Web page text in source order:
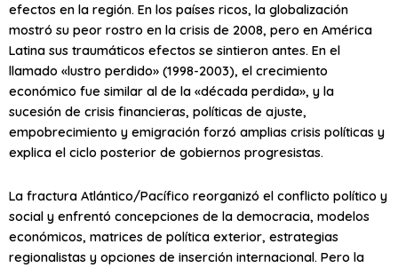
efectos en la región. En los países ricos, la globalización
mostró su peor rostro en la crisis de 2008, pero en América
Latina sus traumáticos efectos se sintieron antes. En el
llamado «lustro perdido» (1998-2003), el crecimiento
económico fue similar al de la «década perdida», y la
sucesión de crisis financieras, políticas de ajuste,
empobrecimiento y emigración forzó amplias crisis políticas y
explica el ciclo posterior de gobiernos progresistas.
La fractura Atlántico/Pacífico reorganizó el conflicto político y
social y enfrentó concepciones de la democracia, modelos
económicos, matrices de política exterior, estrategias
regionalistas y opciones de inserción internacional. Pero la